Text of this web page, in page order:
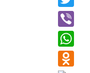
Twitter
Viber